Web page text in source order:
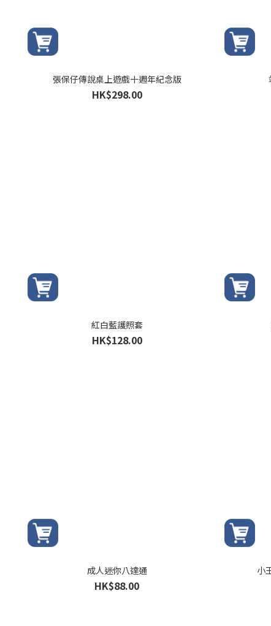
張保仔傳說桌上遊戲十週年紀念版
HK$298.00
紅白藍護照套
HK$128.00
成人迷你八達通
HK$88.00
小